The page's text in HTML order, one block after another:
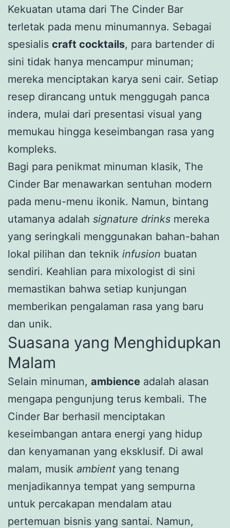
Kekuatan utama dari The Cinder Bar
terletak pada menu minumannya. Sebagai
spesialis craft cocktails, para bartender di
sini tidak hanya mencampur minuman;
mereka menciptakan karya seni cair. Setiap
resep dirancang untuk menggugah panca
indera, mulai dari presentasi visual yang
memukau hingga keseimbangan rasa yang
kompleks.
Bagi para penikmat minuman klasik, The
Cinder Bar menawarkan sentuhan modern
pada menu-menu ikonik. Namun, bintang
utamanya adalah signature drinks mereka
yang seringkali menggunakan bahan-bahan
lokal pilihan dan teknik infusion buatan
sendiri. Keahlian para mixologist di sini
memastikan bahwa setiap kunjungan
memberikan pengalaman rasa yang baru
dan unik.
Suasana yang Menghidupkan
Malam
Selain minuman, ambience adalah alasan
mengapa pengunjung terus kembali. The
Cinder Bar berhasil menciptakan
keseimbangan antara energi yang hidup
dan kenyamanan yang eksklusif. Di awal
malam, musik ambient yang tenang
menjadikannya tempat yang sempurna
untuk percakapan mendalam atau
pertemuan bisnis yang santai. Namun,